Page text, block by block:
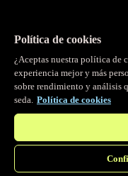
Servidor MCP
Control por IA para
Política de cookies
¿Aceptas nuestra política de
experiencia mejor y más
sobre rendimiento y análisis
seda. Política de cookies